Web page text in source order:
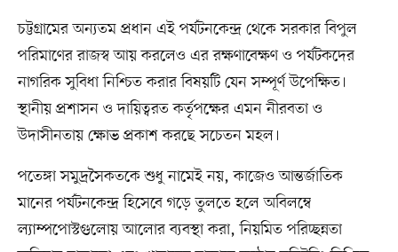
চট্টগ্রামের অন্যতম প্রধান এই পর্যটনকেন্দ্র থেকে সরকার বিপুল
পরিমাণের রাজস্ব আয় করলেও এর রক্ষণাবেক্ষণ ও পর্যটকদের
নাগরিক সুবিধা নিশ্চিত করার বিষয়টি যেন সম্পূর্ণ উপেক্ষিত।
স্থানীয় প্রশাসন ও দায়িত্বরত কর্তৃপক্ষের এমন নীরবতা ও
উদাসীনতায় ক্ষোভ প্রকাশ করছে সচেতন মহল।
পতেঙ্গা সমুদ্রসৈকতকে শুধু নামেই নয়, কাজেও আন্তর্জাতিক
মানের পর্যটনকেন্দ্র হিসেবে গড়ে তুলতে হলে অবিলম্বে
ল্যাম্পপোস্টগুলোয় আলোর ব্যবস্থা করা, নিয়মিত পরিচ্ছন্নতা